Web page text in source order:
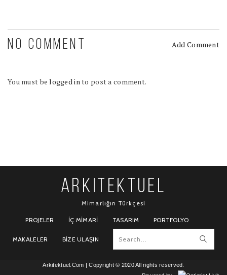
NO COMMENT Add Comment
You must belogged into post a comment.
ARKITEKTUEL
Mimarlığın Türkçesi
PROJELER İÇ MIMARI TASARIM PORTFOLYO
MAKALELER BIZE ULAŞIN
Arkitektuel.Com | Copyright © 2020 All rights reserved.